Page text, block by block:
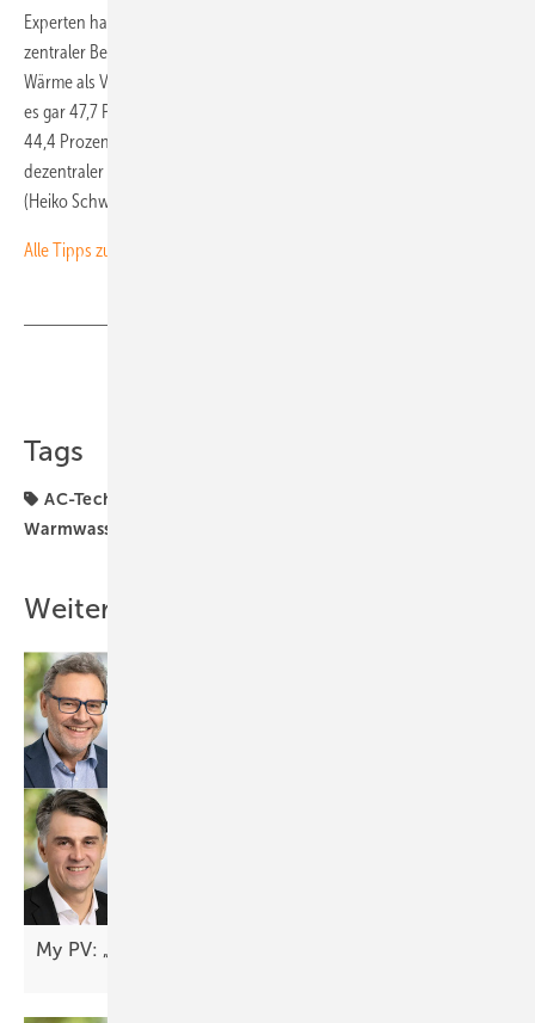
Experten haben errechnet, dass in einem Einfamilienhaus bei
zentraler Bereitung des Warmwassers im Keller rund 42,4 Prozent der
Wärme als Verluste ungenutzt bleiben. In einem Dreifamilienhaus sind
es gar 47,7 Prozent, in einem Mehrgeschosser für zwölf Familien rund
44,4 Prozent. Demgegenüber liegen die Wärmeverluste bei
dezentraler Bereitung an der Zapfstelle zwischen 2,8 und 3,2 Prozent.
(Heiko Schwarzburger)
Alle Tipps zum Energiesparen finden Sie hier.
Tags
AC-Technik
Warmwasser
Weitere Inhalte
My PV: „Das Autarkiethema fängt gerade erst